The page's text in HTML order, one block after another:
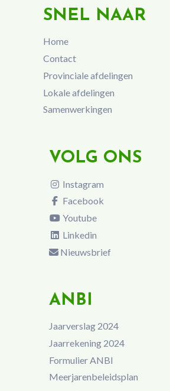
SNEL NAAR
Home
Contact
Provinciale afdelingen
Lokale afdelingen
Samenwerkingen
VOLG ONS
Instagram
Facebook
Youtube
Linkedin
Nieuwsbrief
ANBI
Jaarverslag 2024
Jaarrekening 2024
Formulier ANBI
Meerjarenbeleidsplan